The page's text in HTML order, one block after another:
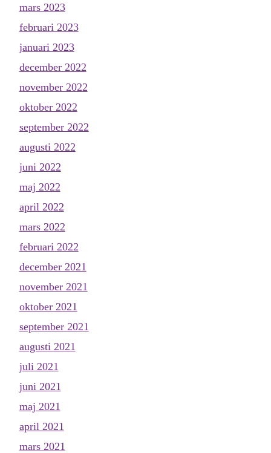
mars 2023
februari 2023
januari 2023
december 2022
november 2022
oktober 2022
september 2022
augusti 2022
juni 2022
maj 2022
april 2022
mars 2022
februari 2022
december 2021
november 2021
oktober 2021
september 2021
augusti 2021
juli 2021
juni 2021
maj 2021
april 2021
mars 2021